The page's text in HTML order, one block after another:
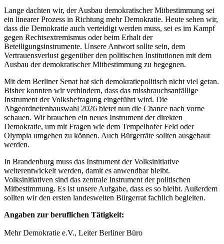
Lange dachten wir, der Ausbau demokratischer Mitbestimmung sei
ein linearer Prozess in Richtung mehr Demokratie. Heute sehen wir,
dass die Demokratie auch verteidigt werden muss, sei es im Kampf
gegen Rechtsextremismus oder beim Erhalt der
Beteiligungsinstrumente. Unsere Antwort sollte sein, dem
Vertrauensverlust gegenüber den politischen Institutionen mit dem
Ausbau der demokratischer Mitbestimmung zu begegnen.
Mit dem Berliner Senat hat sich demokratiepolitisch nicht viel getan.
Bisher konnten wir verhindern, dass das missbrauchsanfällige
Instrument der Volksbefragung eingeführt wird. Die
Abgeordnetenhauswahl 2026 bietet nun die Chance nach vorne
schauen. Wir brauchen ein neues Instrument der direkten
Demokratie, um mit Fragen wie dem Tempelhofer Feld oder
Olympia umgehen zu können. Auch Bürgerräte sollten ausgebaut
werden.
In Brandenburg muss das Instrument der Volksinitiative
weiterentwickelt werden, damit es anwendbar bleibt.
Volksinitiativen sind das zentrale Instrument der politischen
Mitbestimmung. Es ist unsere Aufgabe, dass es so bleibt. Außerdem
sollten wir den ersten landesweiten Bürgerrat fachlich begleiten.
Angaben zur beruflichen Tätigkeit:
Mehr Demokratie e.V., Leiter Berliner Büro